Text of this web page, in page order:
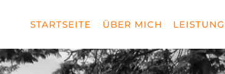
STARTSEITE ÜBER MICH